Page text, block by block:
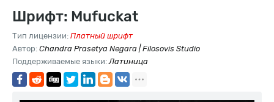
Шрифт: Mufuckat
Тип лицензии: Платный шрифт
Автор: Chandra Prasetya Negara | Filosovis Studio
Поддерживаемые языки:Латиница